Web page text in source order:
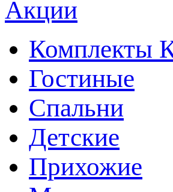
Акции
Комплекты
Гостиные
Спальни
Детские
Прихожие